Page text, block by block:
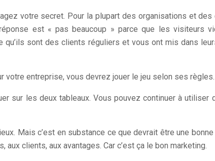
votre secret. Pour la plupart des organisations et
est « pas beaucoup » parce que les visiteurs
sont des clients réguliers et vous ont mis dans
entreprise, vous devrez jouer le jeu selon ses règles.
sur les deux tableaux. Vous pouvez continuer à
Mais c’est en substance ce que devrait être une
clients, aux avantages. Car c’est ça le bon marketing.